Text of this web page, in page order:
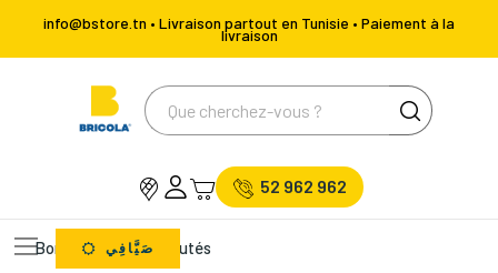
info@bstore.tn • Livraison partout en Tunisie • Paiement à la
livraison
52 962 962
Bons Plans Nouveautés
صَيَّافِي